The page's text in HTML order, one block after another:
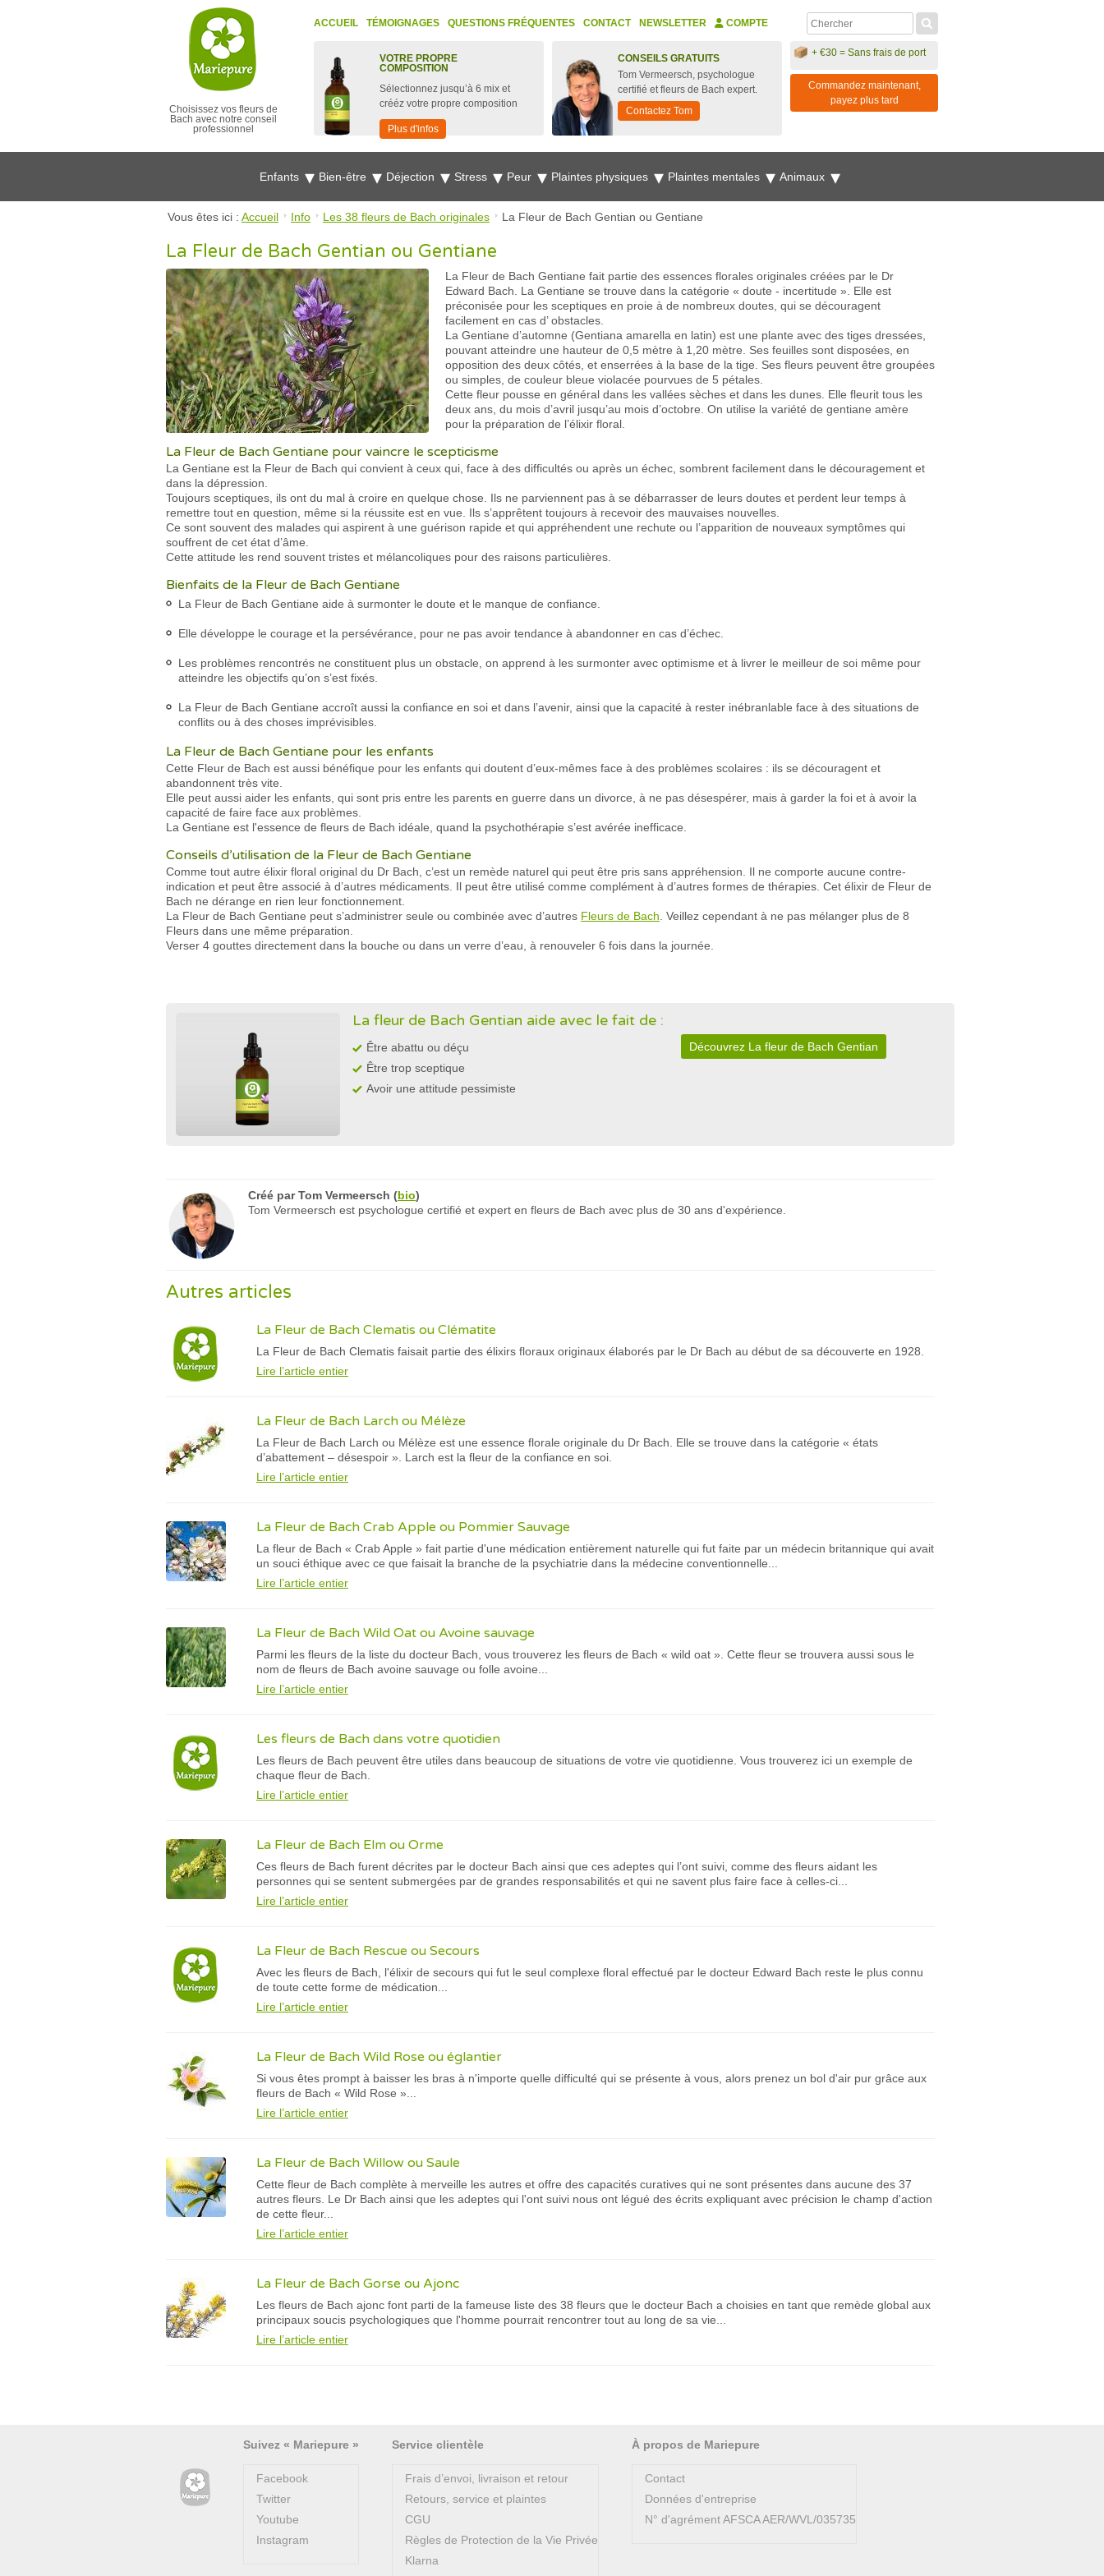
Choisissez vos fleurs de
Bach avec notre conseil
professionnel
ACCUEIL TÉMOIGNAGES QUESTIONS FRÉQUENTES CONTACT NEWSLETTER COMPTE
VOTRE PROPRE
COMPOSITION
Sélectionnez jusqu’à 6 mix et
crééz votre propre composition
Plus d'infos
CONSEILS GRATUITS
Tom Vermeersch, psychologue
certifié et fleurs de Bach expert.
Contactez Tom
+ €30 = Sans frais de port
Commandez maintenant,
payez plus tard
Enfants Bien-être Déjection Stress Peur Plaintes physiques Plaintes mentales Animaux
Vous êtes ici : Accueil Info Les 38 fleurs de Bach originales La Fleur de Bach Gentian ou Gentiane
La Fleur de Bach Gentian ou Gentiane
La Fleur de Bach Gentiane fait partie des essences florales originales créées par le Dr
Edward Bach. La Gentiane se trouve dans la catégorie « doute - incertitude ». Elle est
préconisée pour les sceptiques en proie à de nombreux doutes, qui se découragent
facilement en cas d’ obstacles.
La Gentiane d’automne (Gentiana amarella en latin) est une plante avec des tiges dressées,
pouvant atteindre une hauteur de 0,5 mètre à 1,20 mètre. Ses feuilles sont disposées, en
opposition des deux côtés, et enserrées à la base de la tige. Ses fleurs peuvent être groupées
ou simples, de couleur bleue violacée pourvues de 5 pétales.
Cette fleur pousse en général dans les vallées sèches et dans les dunes. Elle fleurit tous les
deux ans, du mois d’avril jusqu’au mois d’octobre. On utilise la variété de gentiane amère
pour la préparation de l’élixir floral.
La Fleur de Bach Gentiane pour vaincre le scepticisme
La Gentiane est la Fleur de Bach qui convient à ceux qui, face à des difficultés ou après un échec, sombrent facilement dans le découragement et
dans la dépression.
Toujours sceptiques, ils ont du mal à croire en quelque chose. Ils ne parviennent pas à se débarrasser de leurs doutes et perdent leur temps à
remettre tout en question, même si la réussite est en vue. Ils s’apprêtent toujours à recevoir des mauvaises nouvelles.
Ce sont souvent des malades qui aspirent à une guérison rapide et qui appréhendent une rechute ou l’apparition de nouveaux symptômes qui
souffrent de cet état d’âme.
Cette attitude les rend souvent tristes et mélancoliques pour des raisons particulières.
Bienfaits de la Fleur de Bach Gentiane
La Fleur de Bach Gentiane aide à surmonter le doute et le manque de confiance.
Elle développe le courage et la persévérance, pour ne pas avoir tendance à abandonner en cas d’échec.
Les problèmes rencontrés ne constituent plus un obstacle, on apprend à les surmonter avec optimisme et à livrer le meilleur de soi même pour
atteindre les objectifs qu’on s’est fixés.
La Fleur de Bach Gentiane accroît aussi la confiance en soi et dans l’avenir, ainsi que la capacité à rester inébranlable face à des situations de
conflits ou à des choses imprévisibles.
La Fleur de Bach Gentiane pour les enfants
Cette Fleur de Bach est aussi bénéfique pour les enfants qui doutent d’eux-mêmes face à des problèmes scolaires : ils se découragent et
abandonnent très vite.
Elle peut aussi aider les enfants, qui sont pris entre les parents en guerre dans un divorce, à ne pas désespérer, mais à garder la foi et à avoir la
capacité de faire face aux problèmes.
La Gentiane est l'essence de fleurs de Bach idéale, quand la psychothérapie s’est avérée inefficace.
Conseils d’utilisation de la Fleur de Bach Gentiane
Comme tout autre élixir floral original du Dr Bach, c’est un remède naturel qui peut être pris sans appréhension. Il ne comporte aucune contre-
indication et peut être associé à d’autres médicaments. Il peut être utilisé comme complément à d’autres formes de thérapies. Cet élixir de Fleur de
Bach ne dérange en rien leur fonctionnement.
La Fleur de Bach Gentiane peut s’administrer seule ou combinée avec d’autres Fleurs de Bach . Veillez cependant à ne pas mélanger plus de 8
Fleurs dans une même préparation.
Verser 4 gouttes directement dans la bouche ou dans un verre d’eau, à renouveler 6 fois dans la journée.
La fleur de Bach Gentian aide avec le fait de :
Être abattu ou déçu
Être trop sceptique
Avoir une attitude pessimiste
Découvrez La fleur de Bach Gentian
Créé parTom Vermeersch (bio)
Tom Vermeersch est psychologue certifié et expert en fleurs de Bach avec plus de 30 ans d'expérience.
Autres articles
La Fleur de Bach Clematis ou Clématite
La Fleur de Bach Clematis faisait partie des élixirs floraux originaux élaborés par le Dr Bach au début de sa découverte en 1928.
Lire l’article entier
La Fleur de Bach Larch ou Mélèze
La Fleur de Bach Larch ou Mélèze est une essence florale originale du Dr Bach. Elle se trouve dans la catégorie « états
d’abattement – désespoir ». Larch est la fleur de la confiance en soi.
Lire l’article entier
La Fleur de Bach Crab Apple ou Pommier Sauvage
La fleur de Bach « Crab Apple » fait partie d'une médication entièrement naturelle qui fut faite par un médecin britannique qui avait
un souci éthique avec ce que faisait la branche de la psychiatrie dans la médecine conventionnelle...
Lire l’article entier
La Fleur de Bach Wild Oat ou Avoine sauvage
Parmi les fleurs de la liste du docteur Bach, vous trouverez les fleurs de Bach « wild oat ». Cette fleur se trouvera aussi sous le
nom de fleurs de Bach avoine sauvage ou folle avoine...
Lire l’article entier
Les fleurs de Bach dans votre quotidien
Les fleurs de Bach peuvent être utiles dans beaucoup de situations de votre vie quotidienne. Vous trouverez ici un exemple de
chaque fleur de Bach.
Lire l’article entier
La Fleur de Bach Elm ou Orme
Ces fleurs de Bach furent décrites par le docteur Bach ainsi que ces adeptes qui l’ont suivi, comme des fleurs aidant les
personnes qui se sentent submergées par de grandes responsabilités et qui ne savent plus faire face à celles-ci...
Lire l’article entier
La Fleur de Bach Rescue ou Secours
Avec les fleurs de Bach, l'élixir de secours qui fut le seul complexe floral effectué par le docteur Edward Bach reste le plus connu
de toute cette forme de médication...
Lire l’article entier
La Fleur de Bach Wild Rose ou églantier
Si vous êtes prompt à baisser les bras à n'importe quelle difficulté qui se présente à vous, alors prenez un bol d'air pur grâce aux
fleurs de Bach « Wild Rose »...
Lire l’article entier
La Fleur de Bach Willow ou Saule
Cette fleur de Bach complète à merveille les autres et offre des capacités curatives qui ne sont présentes dans aucune des 37
autres fleurs. Le Dr Bach ainsi que les adeptes qui l'ont suivi nous ont légué des écrits expliquant avec précision le champ d'action
de cette fleur...
Lire l’article entier
La Fleur de Bach Gorse ou Ajonc
Les fleurs de Bach ajonc font parti de la fameuse liste des 38 fleurs que le docteur Bach a choisies en tant que remède global aux
principaux soucis psychologiques que l'homme pourrait rencontrer tout au long de sa vie...
Lire l’article entier
Suivez « Mariepure »
Facebook
Twitter
Youtube
Instagram
Service clientèle
Frais d’envoi, livraison et retour
Retours, service et plaintes
CGU
Règles de Protection de la Vie Privée
Klarna
À propos de Mariepure
Contact
Données d'entreprise
N° d'agrément AFSCA AER/WVL/035735